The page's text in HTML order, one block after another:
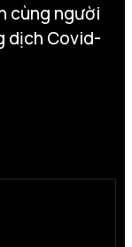
cùng người
dịch Covid-